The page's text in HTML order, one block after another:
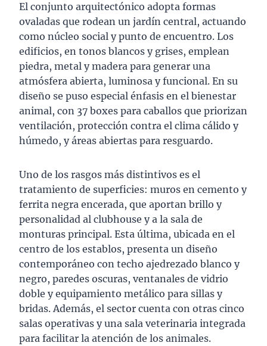
El conjunto arquitectónico adopta formas
ovaladas que rodean un jardín central, actuando
como núcleo social y punto de encuentro. Los
edificios, en tonos blancos y grises, emplean
piedra, metal y madera para generar una
atmósfera abierta, luminosa y funcional. En su
diseño se puso especial énfasis en el bienestar
animal, con 37 boxes para caballos que priorizan
ventilación, protección contra el clima cálido y
húmedo, y áreas abiertas para resguardo.
Uno de los rasgos más distintivos es el
tratamiento de superficies: muros en cemento y
ferrita negra encerada, que aportan brillo y
personalidad al clubhouse y a la sala de
monturas principal. Esta última, ubicada en el
centro de los establos, presenta un diseño
contemporáneo con techo ajedrezado blanco y
negro, paredes oscuras, ventanales de vidrio
doble y equipamiento metálico para sillas y
bridas. Además, el sector cuenta con otras cinco
salas operativas y una sala veterinaria integrada
para facilitar la atención de los animales.